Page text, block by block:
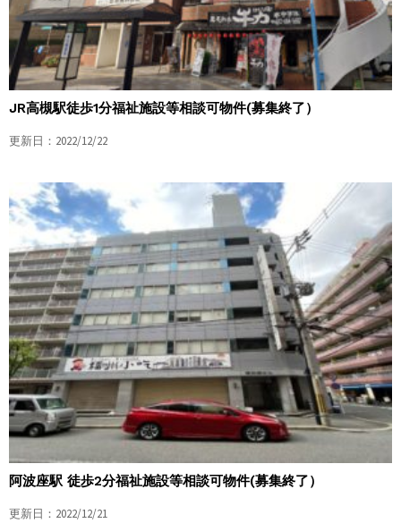
JR高槻駅徒歩1分福祉施設等相談可物件(募集終了）
更新日：2022/12/22
阿波座駅 徒歩2分福祉施設等相談可物件(募集終了）
更新日：2022/12/21